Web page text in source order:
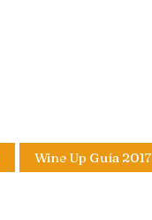
Wine Up Guía 2017